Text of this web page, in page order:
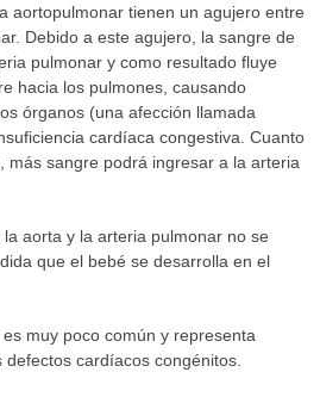
aortopulmonar tienen un agujero entre
Debido a este agujero, la sangre de
pulmonar y como resultado fluye
hacia los pulmones, causando
órganos (una afección llamada
cardíaca congestiva. Cuanto
más sangre podrá ingresar a la arteria
aorta y la arteria pulmonar no se
que el bebé se desarrolla en el
muy poco común y representa
cardíacos congénitos.